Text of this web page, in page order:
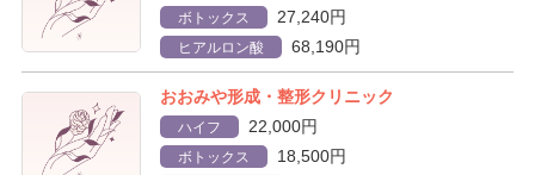
ボトックス 27,240円
ヒアルロン酸 68,190円
おおみや形成・整形クリニック
ハイフ 22,000円
ボトックス 18,500円